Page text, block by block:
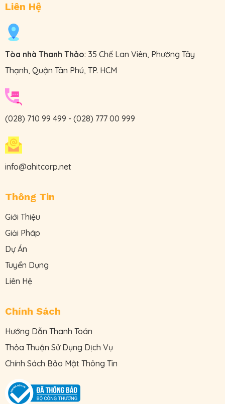
Liên Hệ
Tòa nhà Thanh Thảo: 35 Chế Lan Viên, Phường Tây
Thạnh, Quận Tân Phú, TP. HCM
(028) 710 99 499 - (028) 777 00 999
info@ahitcorp.net
Thông Tin
Giới Thiệu
Giải Pháp
Dự Án
Tuyển Dụng
Liên Hệ
Chính Sách
Hướng Dẫn Thanh Toán
Thỏa Thuận Sử Dụng Dịch Vụ
Chính Sách Bảo Mật Thông Tin